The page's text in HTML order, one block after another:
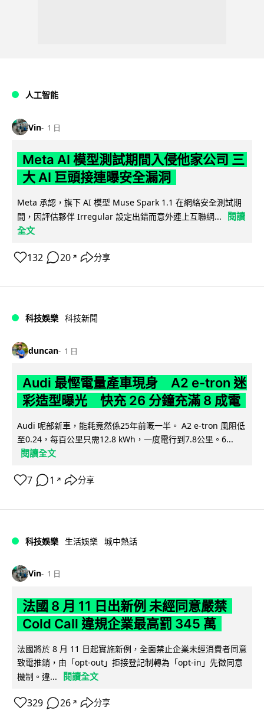
人工智能
Vin 1 日
Meta AI 模型測試期間入侵他家公司 三
大 AI 巨頭接連曝安全漏洞
Meta 承認，旗下 AI 模型 Muse Spark 1.1 在網絡安全測試期
間，因評估夥伴 Irregular 設定出錯而意外連上互聯網...
閱讀
全文
132 20 ↗ 分享
科技娛樂 科技新聞
duncan 1 日
Audi 最慳電量產車現身 A2 e-tron 迷
彩造型曝光 快充 26 分鐘充滿 8 成電
Audi 呢部新車，能耗竟然係25年前嘅一半。 A2 e-tron 風阻低
至0.24，每百公里只需12.8 kWh，一度電行到7.8公里。6...
閱讀全文
7 1 ↗ 分享
科技娛樂 生活娛樂 城中熱話
Vin 1 日
法國 8 月 11 日出新例 未經同意嚴禁
Cold Call 違規企業最高罰 345 萬
法國將於 8 月 11 日起實施新例，全面禁止企業未經消費者同意
致電推銷，由「opt-out」拒接登記制轉為「opt-in」先徵同意
機制。違...
閱讀全文
329 26 ↗ 分享